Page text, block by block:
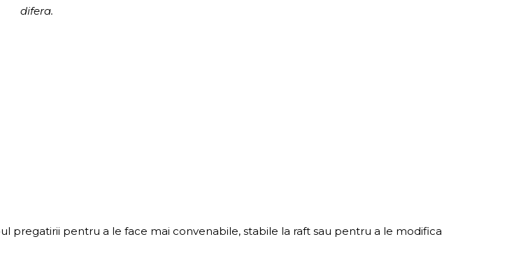
difera.
pregatirii pentru a le face mai convenabile, stabile la raft sau pentru a le modifica